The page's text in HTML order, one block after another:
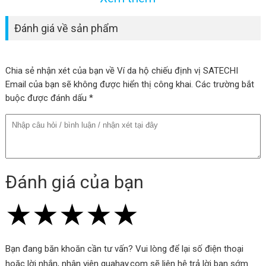
Đánh giá về sản phẩm
Chia sẻ nhận xét của bạn về Ví da hộ chiếu định vị SATECHI
Email của bạn sẽ không được hiển thị công khai. Các trường bắt
buộc được đánh dấu *
Đánh giá của bạn
★
★★
★★★
★★★★
★★★★★
Bạn đang băn khoăn cần tư vấn? Vui lòng để lại số điện thoại
hoặc lời nhắn, nhân viên quahay.com sẽ liên hệ trả lời bạn sớm